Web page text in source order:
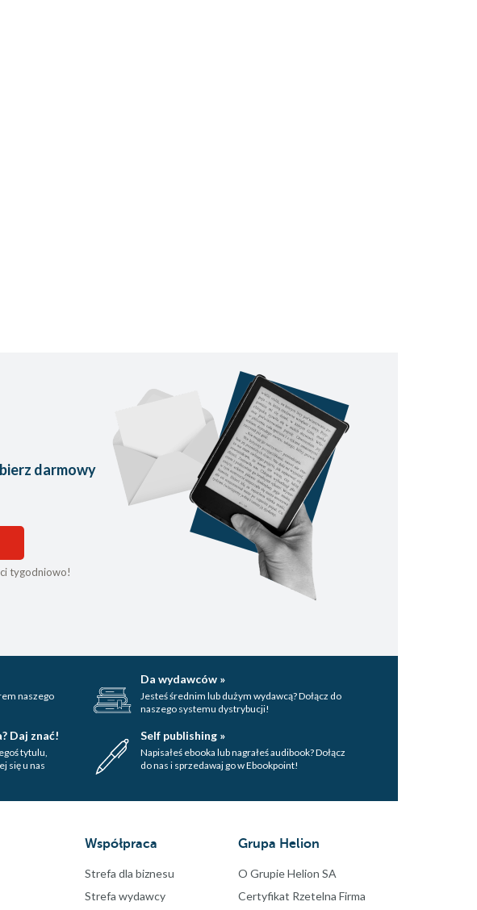
darmowy
tygodniowo!
naszego
Da wydawców »
Jesteś średnim lub dużym wydawcą? Dołącz do
naszego systemu dystrybucji!
Daj znać!
tytulu,
się u nas
Self publishing »
Napisałeś ebooka lub nagrałeś audibook? Dołącz
do nas i sprzedawaj go w Ebookpoint!
Współpraca
Strefa dla biznesu
Strefa wydawcy
Grupa Helion
O Grupie Helion SA
Certyfikat Rzetelna Firma